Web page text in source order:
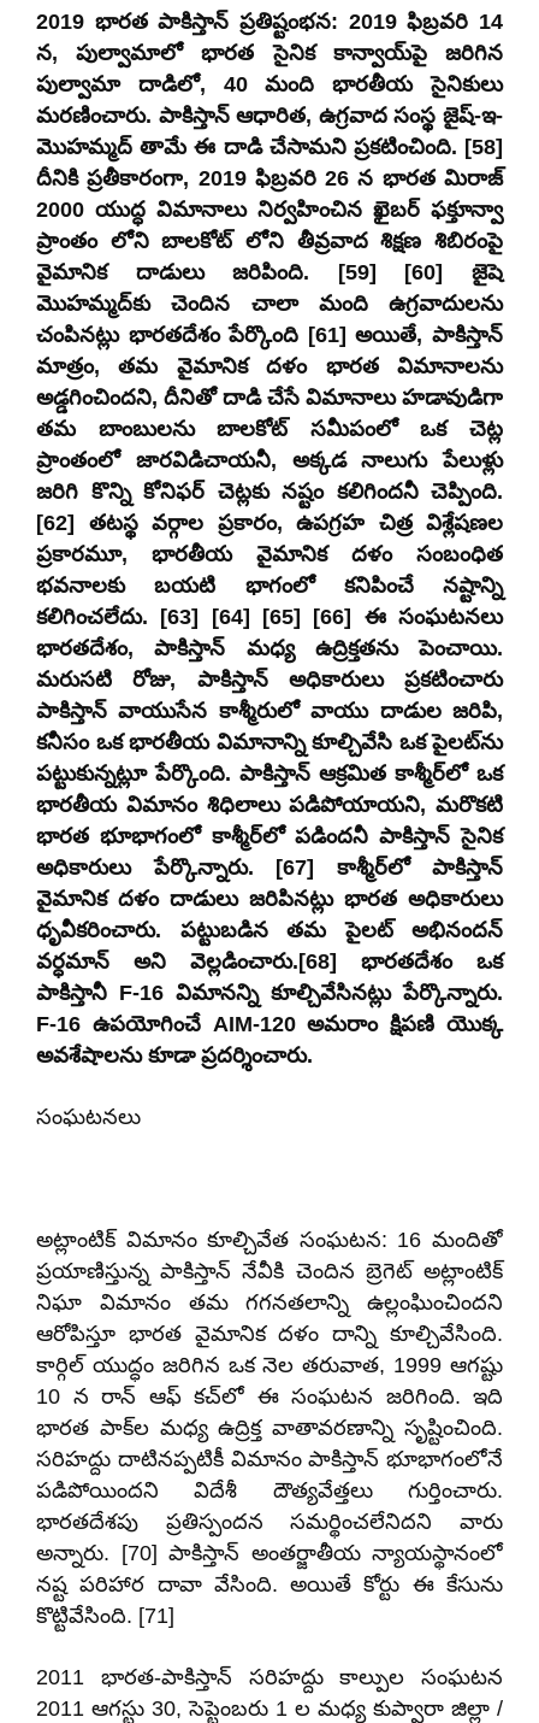
2019 భారత పాకిస్తాన్ ప్రతిష్టంభన: 2019 ఫిబ్రవరి 14
న, పుల్వామాలో భారత సైనిక కాన్వాయ్‌పై జరిగిన
పుల్వామా దాడిలో, 40 మంది భారతీయ సైనికులు
మరణించారు. పాకిస్తాన్ ఆధారిత, ఉగ్రవాద సంస్థ జైష్-ఇ-
మొహమ్మద్ తామే ఈ దాడి చేసామని ప్రకటించింది. [58]
దీనికి ప్రతీకారంగా, 2019 ఫిబ్రవరి 26 న భారత మిరాజ్
2000 యుద్ధ విమానాలు నిర్వహించిన ఖైబర్ ఫక్తూన్వా
ప్రాంతం లోని బాలకోట్‌ లోని తీవ్రవాద శిక్షణ శిబిరంపై
వైమానిక దాడులు జరిపింది. [59] [60] జైషె
మొహమ్మద్‌కు చెందిన చాలా మంది ఉగ్రవాదులను
చంపినట్లు భారతదేశం పేర్కొంది [61] అయితే, పాకిస్తాన్
మాత్రం, తమ వైమానిక దళం భారత విమానాలను
అడ్డగించిందని, దీనితో దాడి చేసే విమానాలు హడావుడిగా
తమ బాంబులను బాలకోట్ సమీపంలో ఒక చెట్ల
ప్రాంతంలో జారవిడిచాయనీ, అక్కడ నాలుగు పేలుళ్లు
జరిగి కొన్ని కోనిఫర్‌ చెట్లకు నష్టం కలిగిందనీ చెప్పింది.
[62] తటస్థ వర్గాల ప్రకారం, ఉపగ్రహ చిత్ర విశ్లేషణల
ప్రకారమూ, భారతీయ వైమానిక దళం సంబంధిత
భవనాలకు బయటి భాగంలో కనిపించే నష్టాన్ని
కలిగించలేదు. [63] [64] [65] [66] ఈ సంఘటనలు
భారతదేశం, పాకిస్తాన్ మధ్య ఉద్రిక్తతను పెంచాయి.
మరుసటి రోజు, పాకిస్తాన్ అధికారులు ప్రకటించారు
పాకిస్తాన్ వాయుసేన కాశ్మీరులో వాయు దాడుల జరిపి,
కనీసం ఒక భారతీయ విమానాన్ని కూల్చివేసి ఒక పైలట్‌ను
పట్టుకున్నట్లూ పేర్కొంది. పాకిస్తాన్ ఆక్రమిత కాశ్మీర్‌లో ఒక
భారతీయ విమానం శిధిలాలు పడిపోయాయని, మరొకటి
భారత భూభాగంలో కాశ్మీర్‌లో పడిందనీ పాకిస్తాన్ సైనిక
అధికారులు పేర్కొన్నారు. [67] కాశ్మీర్‌లో పాకిస్తాన్
వైమానిక దళం దాడులు జరిపినట్లు భారత అధికారులు
ధృవీకరించారు. పట్టుబడిన తమ పైలట్ అభినందన్
వర్ధమాన్ అని వెల్లడించారు.[68] భారతదేశం ఒక
పాకిస్తానీ F-16 విమానన్ని కూల్చివేసినట్లు పేర్కొన్నారు.
F-16 ఉపయోగించే AIM-120 అమరాం క్షిపణి యొక్క
అవశేషాలను కూడా ప్రదర్శించారు.
సంఘటనలు
అట్లాంటిక్ విమానం కూల్చివేత సంఘటన: 16 మందితో
ప్రయాణిస్తున్న పాకిస్తాన్ నేవీకి చెందిన బ్రెగెట్ అట్లాంటిక్
నిఘా విమానం తమ గగనతలాన్ని ఉల్లంఘించిందని
ఆరోపిస్తూ భారత వైమానిక దళం దాన్ని కూల్చివేసింది.
కార్గిల్ యుద్ధం జరిగిన ఒక నెల తరువాత, 1999 ఆగష్టు
10 న రాన్ ఆఫ్ కచ్‌లో ఈ సంఘటన జరిగింది. ఇది
భారత పాక్‌ల మధ్య ఉద్రిక్త వాతావరణాన్ని సృష్టించింది.
సరిహద్దు దాటినప్పటికీ విమానం పాకిస్తాన్ భూభాగంలోనే
పడిపోయిందని విదేశీ దౌత్యవేత్తలు గుర్తించారు.
భారతదేశపు ప్రతిస్పందన సమర్థించలేనిదని వారు
అన్నారు. [70] పాకిస్తాన్ అంతర్జాతీయ న్యాయస్థానంలో
నష్ట పరిహార దావా వేసింది. అయితే కోర్టు ఈ కేసును
కొట్టివేసింది. [71]
2011 భారత-పాకిస్తాన్ సరిహద్దు కాల్పుల సంఘటన
2011 ఆగస్టు 30, సెప్టెంబరు 1 ల మధ్య కుప్వారా జిల్లా /